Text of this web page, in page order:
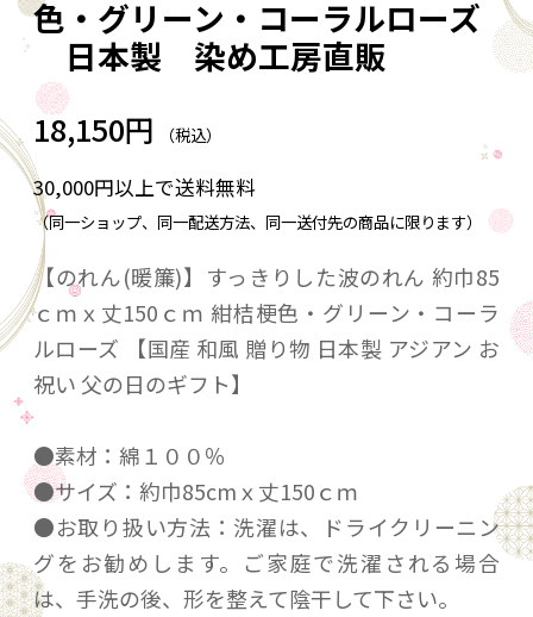
色・グリーン・コーラルローズ
日本製 染め工房直販
18,150円 （税込）
30,000円以上で送料無料
（同一ショップ、同一配送方法、同一送付先の商品に限ります）
【のれん(暖簾)】すっきりした波のれん 約巾85
ｃｍｘ丈150ｃｍ 紺桔梗色・グリーン・コーラ
ルローズ 【国産 和風 贈り物 日本製 アジアン お
祝い 父の日のギフト】
●素材：綿１００％
●サイズ：約巾85cmｘ丈150ｃｍ
●お取り扱い方法：洗濯は、ドライクリーニン
グをお勧めします。ご家庭で洗濯される場合
は、手洗の後、形を整えて陰干して下さい。